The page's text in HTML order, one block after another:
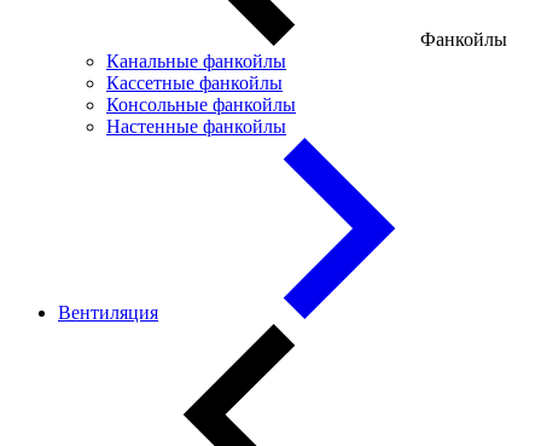
Фанкойлы
Канальные фанкойлы
Кассетные фанкойлы
Консольные фанкойлы
Настенные фанкойлы
Вентиляция